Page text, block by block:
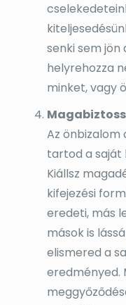
senki sem
helyrehozza
minket, vagy
Az önbizalom
tartod a saját
Kiállsz
kifejezési
eredeti, más
mások is
elismered a
eredményed.